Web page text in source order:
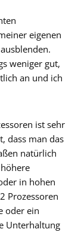
eigenen
weniger gut,
an und ich
ist sehr
dass man das
natürlich
in hohen
Prozessoren
oder ein
Unterhaltung